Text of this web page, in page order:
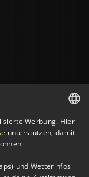
GERMAN
Werbung. Hier
unterstützen, damit
und Wetterinfos